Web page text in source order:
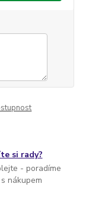
si rady?
- poradíme
nákupem